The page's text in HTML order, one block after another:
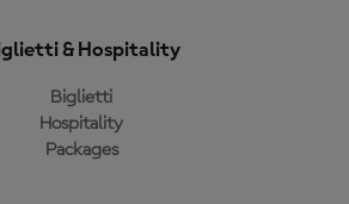
& Hospitality
Biglietti
Hospitality
Packages